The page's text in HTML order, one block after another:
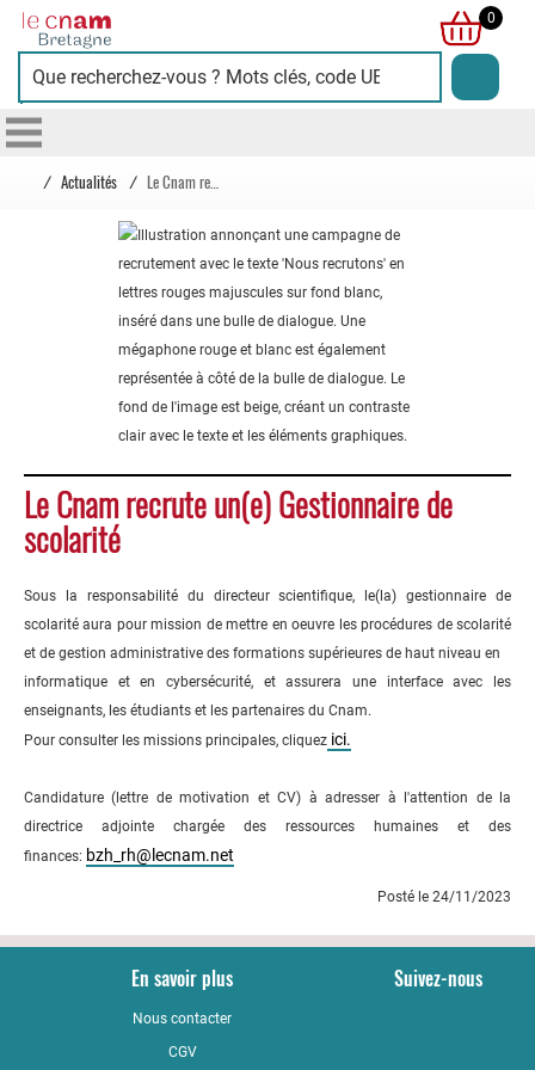
Cnam
Bretagne
0
/ Actualités /
Le Cnam recrute un(e) Gestionnaire de
scolarité
Sous la responsabilité du directeur scientifique, le(la) gestionnaire de
scolarité aura pour mission de mettre en oeuvre les procédures de scolarité
et de gestion administrative des formations supérieures de haut niveau en
informatique et en cybersécurité, et assurera une interface avec les
enseignants, les étudiants et les partenaires du Cnam.
Pour consulter les missions principales, cliquez ici.
Candidature (lettre de motivation et CV) à adresser à l'attention de la
directrice adjointe chargée des ressources humaines et des
finances: bzh_rh@lecnam.net
Posté le 24/11/2023
En savoir plus
Nous contacter
CGV
Suivez-nous